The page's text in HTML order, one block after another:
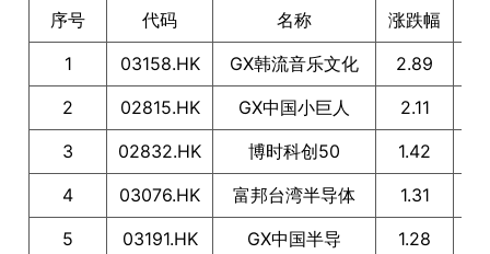
序号 代码 名称
涨跌幅
1
03158.HK GX韩流音乐文化
2.89
2
02815.HK GX中国小巨人
2.11
3
02832.HK 博时科创50
1.42
4
03076.HK 富邦台湾半导体 1.31
5
03191.HK GX中国半导
1.28